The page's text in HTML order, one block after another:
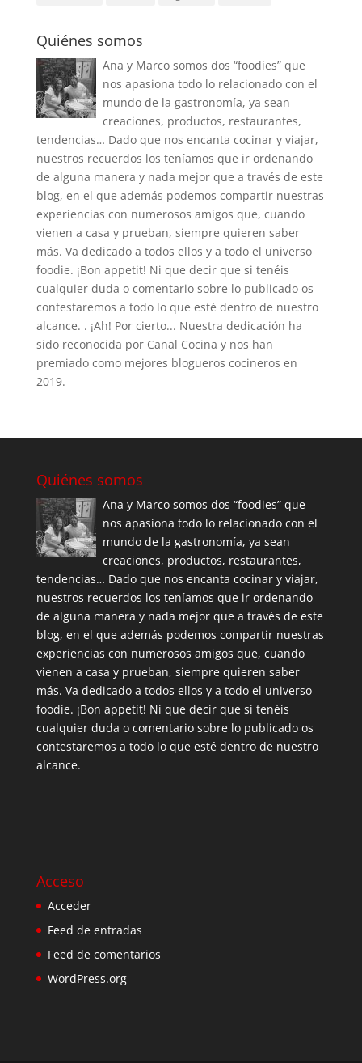
Quiénes somos
Ana y Marco somos dos “foodies” que
nos apasiona todo lo relacionado con el
mundo de la gastronomía, ya sean
creaciones, productos, restaurantes,
tendencias… Dado que nos encanta cocinar y viajar,
nuestros recuerdos los teníamos que ir ordenando
de alguna manera y nada mejor que a través de este
blog, en el que además podemos compartir nuestras
experiencias con numerosos amigos que, cuando
vienen a casa y prueban, siempre quieren saber
más. Va dedicado a todos ellos y a todo el universo
foodie. ¡Bon appetit! Ni que decir que si tenéis
cualquier duda o comentario sobre lo publicado os
contestaremos a todo lo que esté dentro de nuestro
alcance. . ¡Ah! Por cierto... Nuestra dedicación ha
sido reconocida por Canal Cocina y nos han
premiado como mejores blogueros cocineros en
2019.
Quiénes somos
Ana y Marco somos dos “foodies” que
nos apasiona todo lo relacionado con el
mundo de la gastronomía, ya sean
creaciones, productos, restaurantes,
tendencias… Dado que nos encanta cocinar y viajar,
nuestros recuerdos los teníamos que ir ordenando
de alguna manera y nada mejor que a través de este
blog, en el que además podemos compartir nuestras
experiencias con numerosos amigos que, cuando
vienen a casa y prueban, siempre quieren saber
más. Va dedicado a todos ellos y a todo el universo
foodie. ¡Bon appetit! Ni que decir que si tenéis
cualquier duda o comentario sobre lo publicado os
contestaremos a todo lo que esté dentro de nuestro
alcance.
Acceso
Acceder
Feed de entradas
Feed de comentarios
WordPress.org